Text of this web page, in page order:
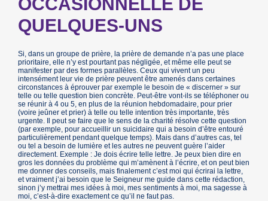
QUELQUES-UNS
Si, dans un groupe de prière, la prière de demande n’a pas une place
prioritaire, elle n’y est pourtant pas négligée, et même elle peut se
manifester par des formes parallèles. Ceux qui vivent un peu
intensément leur vie de prière peuvent être amenés dans certaines
circonstances à éprouver par exemple le besoin de « discerner » sur
telle ou telle question bien concrète. Peut-être vont-ils se téléphoner ou
se réunir à 4 ou 5, en plus de la réunion hebdomadaire, pour prier
(voire jeûner et prier) à telle ou telle intention très importante, très
urgente. Il peut se faire que le sens de la charité résolve cette question
(par exemple, pour accueillir un suicidaire qui a besoin d’être entouré
particulièrement pendant quelque temps). Mais dans d’autres cas, tel
ou tel a besoin de lumière et les autres ne peuvent guère l’aider
directement. Exemple : Je dois écrire telle lettre. Je peux bien dire en
gros les données du problème qui m’amènent à l’écrire, et on peut bien
me donner des conseils, mais finalement c’est moi qui écrirai la lettre,
et vraiment j’ai besoin que le Seigneur me guide dans cette rédaction,
sinon j’y mettrai mes idées à moi, mes sentiments à moi, ma sagesse à
moi, c’est-à-dire exactement ce qu’il ne faut pas.